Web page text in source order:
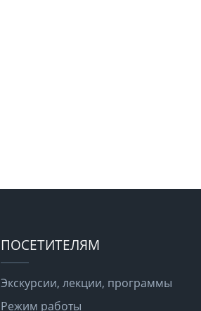
ПОСЕТИТЕЛЯМ
Экскурсии, лекции, программы
Режим работы